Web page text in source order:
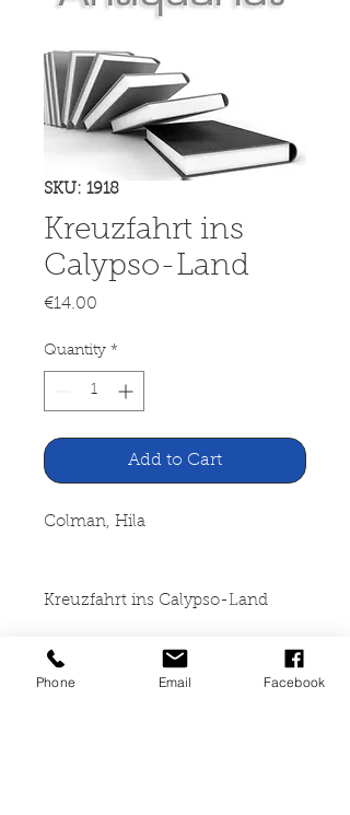
SKU: 1918
Kreuzfahrt ins
Calypso-Land
€14.00
Quantity *
Add to Cart
Colman, Hila
Kreuzfahrt ins Calypso-Land
Ensslin & Laiblin Verlag,
Phone Email Facebook